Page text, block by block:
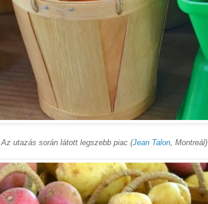
Az utazás során látott legszebb piac (Jean Talon, Montreál)